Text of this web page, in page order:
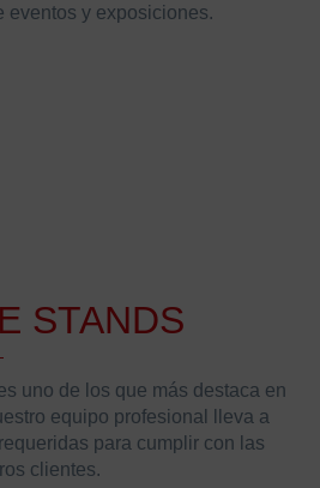
eventos y exposiciones.
STANDS
uno de los que más destaca en
equipo profesional lleva a
para cumplir con las
clientes.